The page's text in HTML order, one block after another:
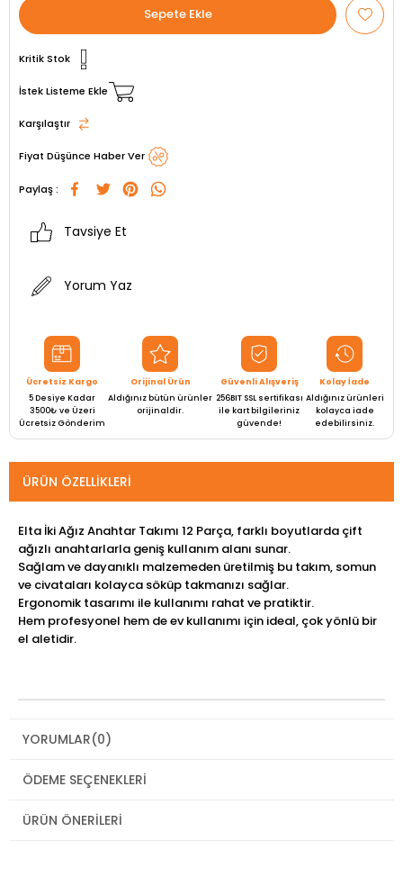
Kritik Stok
İstek Listeme Ekle
Karşılaştır
Fiyat Düşünce Haber Ver
Paylaş :
Tavsiye Et
Yorum Yaz
Ücretsiz Kargo
5 Desiye Kadar
3500₺ ve Üzeri
Ücretsiz Gönderim
Orijinal Ürün
Aldığınız bütün ürünler
orijinaldir.
Güvenli Alışveriş
256BIT SSL sertifikası
ile kart bilgileriniz
güvende!
Kolay İade
Aldığınız ürünleri
kolayca iade
edebilirsiniz.
ÜRÜN ÖZELLIKLERI
Elta İki Ağız Anahtar Takımı 12 Parça, farklı boyutlarda çift
ağızlı anahtarlarla geniş kullanım alanı sunar.
Sağlam ve dayanıklı malzemeden üretilmiş bu takım, somun
ve civataları kolayca söküp takmanızı sağlar.
Ergonomik tasarımı ile kullanımı rahat ve pratiktir.
Hem profesyonel hem de ev kullanımı için ideal, çok yönlü bir
el aletidir.
YORUMLAR(0)
ÖDEME SEÇENEKLERI
ÜRÜN ÖNERILERI